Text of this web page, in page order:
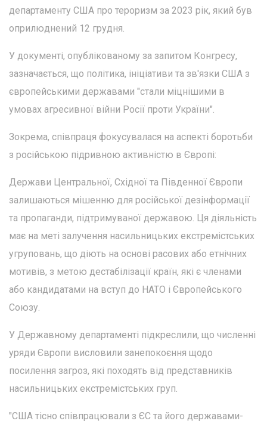
департаменту США про тероризм за 2023 рік, який був
оприлюднений 12 грудня.
У документі, опублікованому за запитом Конгресу,
зазначається, що політика, ініціативи та зв'язки США з
європейськими державами "стали міцнішими в
умовах агресивної війни Росії проти України".
Зокрема, співпраця фокусувалася на аспекті боротьби
з російською підривною активністю в Європі:
Держави Центральної, Східної та Південної Європи
залишаються мішенню для російської дезінформації
та пропаганди, підтримуваної державою. Ця діяльність
має на меті залучення насильницьких екстремістських
угруповань, що діють на основі расових або етнічних
мотивів, з метою дестабілізації країн, які є членами
або кандидатами на вступ до НАТО і Європейського
Союзу.
У Державному департаменті підкреслили, що численні
уряди Європи висловили занепокоєння щодо
посилення загроз, які походять від представників
насильницьких екстремістських груп.
"США тісно співпрацювали з ЄС та його державами-